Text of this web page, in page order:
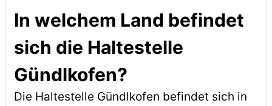
In welchem Land befindet
sich die Haltestelle
Gündlkofen?
Die Haltestelle Gündlkofen befindet sich in